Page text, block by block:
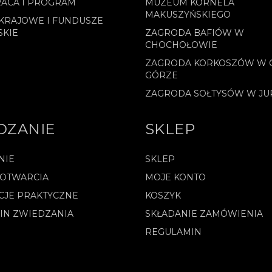
I PROGRAM
I FUNDUSZE
MUZEUM KORNELA
MAKUSZYŃSKIEGO
ZAGRODA BAFIÓW W
CHOCHOŁOWIE
ZAGRODA KORKOSZÓW W
GÓRZE
ZAGRODA SOŁTYSÓW W
PRAKTYCZNE
ZWIEDZANIA
SKLEP
SKLEP
MOJE KONTO
KOSZYK
SKŁADANIE ZAMÓWIENIA
REGULAMIN